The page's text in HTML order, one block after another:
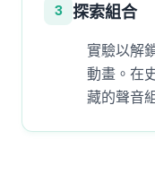
3 探索組合
實驗以解
動畫。在
藏的聲音